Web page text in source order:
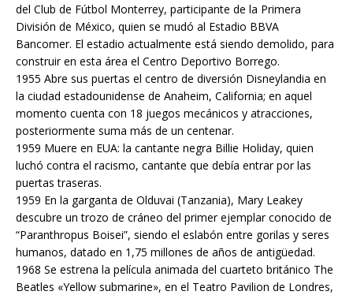
del Club de Fútbol Monterrey, participante de la Primera
División de México, quien se mudó al Estadio BBVA
Bancomer. El estadio actualmente está siendo demolido, para
construir en esta área el Centro Deportivo Borrego.
1955 Abre sus puertas el centro de diversión Disneylandia en
la ciudad estadounidense de Anaheim, California; en aquel
momento cuenta con 18 juegos mecánicos y atracciones,
posteriormente suma más de un centenar.
1959 Muere en EUA: la cantante negra Billie Holiday, quien
luchó contra el racismo, cantante que debía entrar por las
puertas traseras.
1959 En la garganta de Olduvai (Tanzania), Mary Leakey
descubre un trozo de cráneo del primer ejemplar conocido de
“Paranthropus Boisei”, siendo el eslabón entre gorilas y seres
humanos, datado en 1,75 millones de años de antigüedad.
1968 Se estrena la película animada del cuarteto británico The
Beatles «Yellow submarine», en el Teatro Pavilion de Londres,